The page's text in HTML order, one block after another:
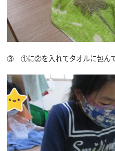
③ ①に②を入れてタオルに包んで